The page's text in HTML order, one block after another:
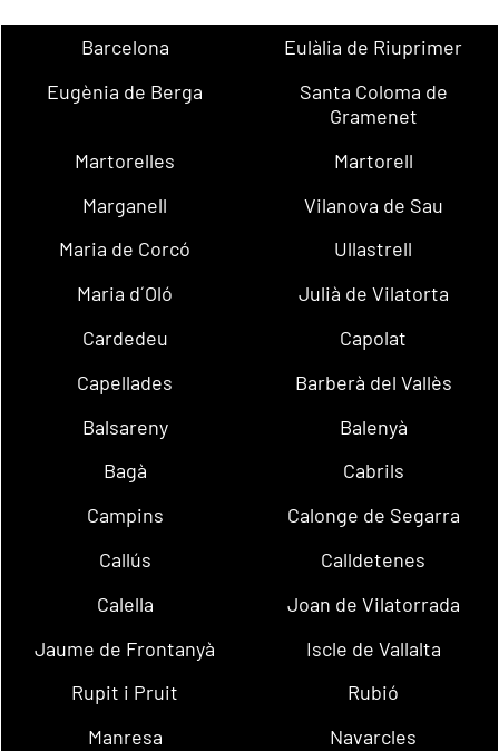
Barcelona
Eulàlia de Riuprimer
Eugènia de Berga
Santa Coloma de
Gramenet
Martorelles
Martorell
Marganell
Vilanova de Sau
Maria de Corcó
Ullastrell
Maria d´Oló
Julià de Vilatorta
Cardedeu
Capolat
Capellades
Barberà del Vallès
Balsareny
Balenyà
Bagà
Cabrils
Campins
Calonge de Segarra
Callús
Calldetenes
Calella
Joan de Vilatorrada
Jaume de Frontanyà
Iscle de Vallalta
Rupit i Pruit
Rubió
Manresa
Navarcles